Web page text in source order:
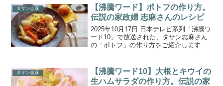
と気楽に楽しむコツを伝授してくれるシ
リーズ『タサン志...
タサン志麻
【沸騰ワード】ポトフの作り方。
伝説の家政婦 志麻さんのレシピ
2025年10月17日 日本テレビ系列「沸騰ワ
ード10」で放送された、タサン志麻さん
の「ポトフ」の作り方をご紹介します。
回は築120年台所再建で300kg古材運搬。
力仕...
タサン志麻
【沸騰ワード10】大根とキウイの
生ハムサラダの作り方。伝説の家